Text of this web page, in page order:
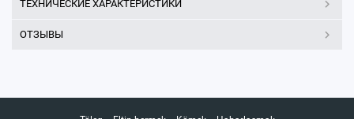
ТЕХНИЧЕСКИЕ ХАРАКТЕРИСТИКИ
ОТЗЫВЫ